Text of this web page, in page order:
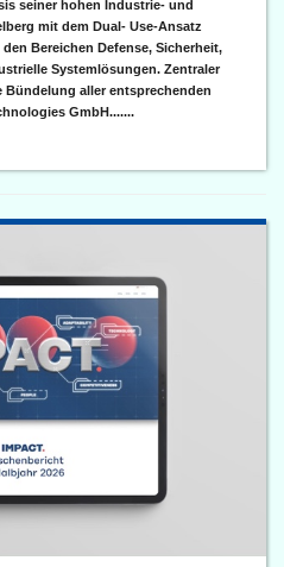
seiner hohen Industrie- und
mit dem Dual- Use-Ansatz
Bereichen Defense, Sicherheit,
Systemlösungen. Zentraler
aller entsprechenden
GmbH.......